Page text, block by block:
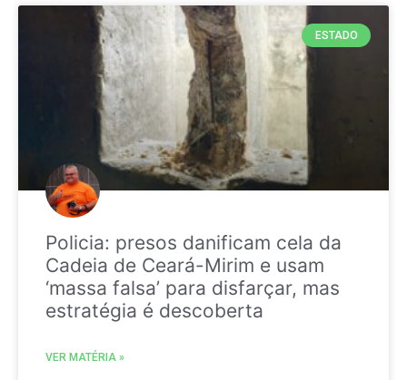
ESTADO
Policia: presos danificam cela da
Cadeia de Ceará-Mirim e usam
‘massa falsa’ para disfarçar, mas
estratégia é descoberta
VER MATÉRIA »